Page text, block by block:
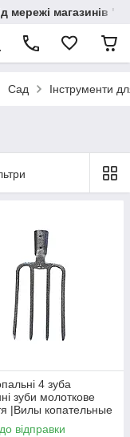
мережі магазинів
Сад Інструменти
4 зуба
зуби молоткове
|Вилы копательные
відправки